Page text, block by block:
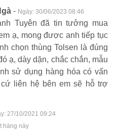
- Ngày: 30/06/2023 08:46
Tuyên đã tin tưởng mua
ạ, mong được anh tiếp tục
chọn thùng Tolsen là đúng
ạ, dày dặn, chắc chắn, mẫu
sử dụng hàng hóa có vấn
liên hệ bên em sẽ hỗ trợ
27/10/2021 09:24
hàng này